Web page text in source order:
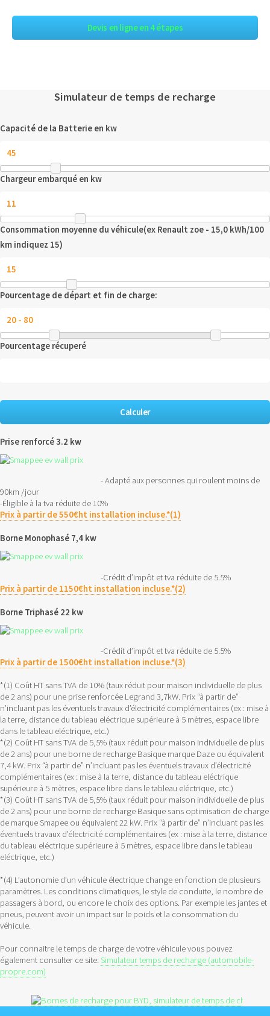
Devis en ligne en 4 étapes
Simulateur de temps de recharge
Capacité de la Batterie en kw
Chargeur embarqué en kw
Consommation moyenne du véhicule(ex Renault zoe - 15,0 kWh/100
km indiquez 15)
Pourcentage de départ et fin de charge:
Pourcentage récuperé
Prise renforcé 3.2 kw
- Adapté aux personnes qui roulent moins de
90km /jour
-Éligible à la tva réduite de 10%
Prix à partir de 550€ht installation incluse.*(1)
Borne Monophasé 7,4 kw
-Crédit d’impôt et tva réduite de 5.5%
Prix à partir de 1150€ht installation incluse.*(2)
Borne Triphasé 22 kw
-Crédit d’impôt et tva réduite de 5.5%
Prix à partir de 1500€ht installation incluse.*(3)
*(1) Coût HT sans TVA de 10% (taux réduit pour maison individuelle de plus
de 2 ans) pour une prise renforcée Legrand 3,7kW. Prix “à partir de”
n’incluant pas les éventuels travaux d’électricité complémentaires (ex : mise à
la terre, distance du tableau eléctrique supérieure à 5 mètres, espace libre
dans le tableau eléctrique, etc.)
*(2) Coût HT sans TVA de 5,5% (taux réduit pour maison individuelle de plus
de 2 ans) pour une borne de recharge Basique marque Daze ou équivalent
7,4 kW. Prix “à partir de” n’incluant pas les éventuels travaux d’électricité
complémentaires (ex : mise à la terre, distance du tableau eléctrique
supérieure à 5 mètres, espace libre dans le tableau eléctrique, etc.)
*(3) Coût HT sans TVA de 5,5% (taux réduit pour maison individuelle de plus
de 2 ans) pour une borne de recharge Basique sans optimisation de charge
de marque Smapee ou équivalent 22 kW. Prix “à partir de” n’incluant pas les
éventuels travaux d’électricité complémentaires (ex : mise à la terre, distance
du tableau eléctrique supérieure à 5 mètres, espace libre dans le tableau
eléctrique, etc.)
*(4) L’autonomie d'un véhicule électrique change en fonction de plusieurs
paramètres. Les conditions climatiques, le style de conduite, le nombre de
passagers à bord, ou encore le choix des options. Par exemple les jantes et
pneus, peuvent avoir un impact sur le poids et la consommation du
véhicule.
Pour connaitre le temps de charge de votre véhicule vous pouvez
également consulter ce site: Simulateur temps de recharge (automobile-
propre.com)